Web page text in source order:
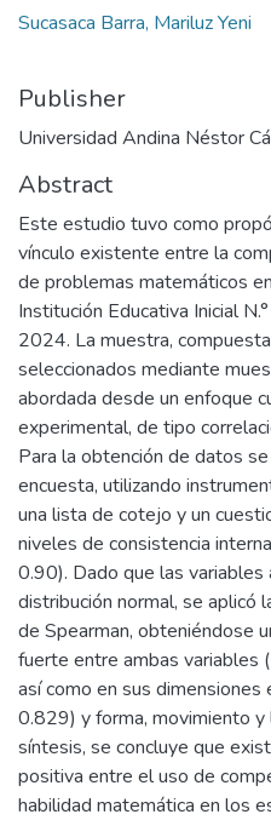
Sucasaca Barra, Mariluz Yeni
Publisher
Universidad Andina Néstor
Abstract
Este estudio tuvo como
vínculo existente entre la
de problemas matemáticos
Institución Educativa Inicial
2024. La muestra,
seleccionados mediante
abordada desde un enfoque
experimental, de tipo
Para la obtención de datos
encuesta, utilizando
una lista de cotejo y un
niveles de consistencia
0.90). Dado que las variables
distribución normal, se aplicó
de Spearman, obteniéndose
fuerte entre ambas variables
así como en sus dimensiones
0.829) y forma, movimiento y
síntesis, se concluye que
positiva entre el uso de
habilidad matemática en los